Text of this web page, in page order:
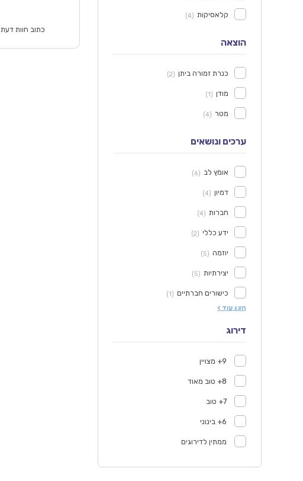
קלאסיקות 4
הוצאה
כנרת זמורה ביתן 2
מודן 1
מטר 4
ערכים ונושאים
אומץ לב 6
דמיון 4
חברות 4
ידע כללי 2
יוזמה 5
יצירתיות 5
כישורים חברתיים
1
הצג עוד >
דירוג
ממתין לדירוגים
כתוב חוות דעת